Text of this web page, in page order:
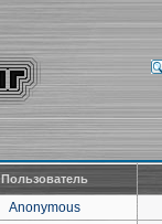
Пользователь
Anonymous